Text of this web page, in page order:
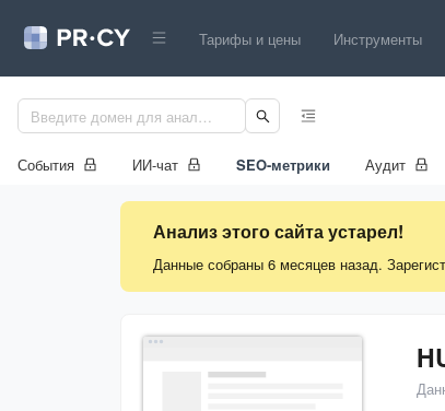
Тарифы и цены Инструменты
События ИИ-чат SEO-метрики Аудит
Анализ этого сайта устарел!
Данные собраны 6 месяцев назад.